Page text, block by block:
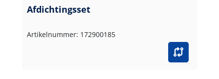
Afdichtingsset
Artikelnummer: 172900185